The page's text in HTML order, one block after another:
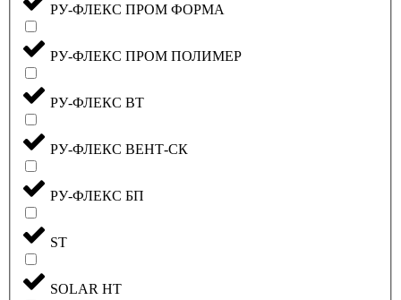
РУ-ФЛЕКС ПРОМ ФОРМА
РУ-ФЛЕКС ПРОМ ПОЛИМЕР
РУ-ФЛЕКС ВТ
РУ-ФЛЕКС ВЕНТ-СК
РУ-ФЛЕКС БП
ST
SOLAR HT